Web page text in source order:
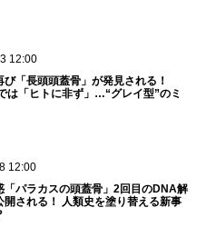
12:00
び「長頭頭蓋骨」が発見される！
は「ヒトに非ず」…“グレイ型”のミ
12:00
「パラカスの頭蓋骨」2回目のDNA解
開される！ 人類史を塗り替える新事